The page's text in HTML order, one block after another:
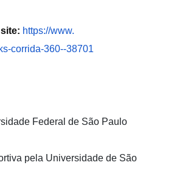
https://www.
corrida-360--38701
Federal de São Paulo
pela Universidade de São